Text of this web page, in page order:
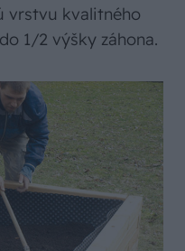
vrstvu kvalitného
1/2 výšky záhona.